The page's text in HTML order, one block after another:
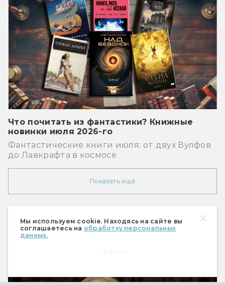
Мы используем cookie. Находясь на сайте вы
соглашаетесь на обработку персональных
данных.
Что почитать из фантастики? Книжные
новинки июля 2026-го
Фантастические книги июля: от двух Вулфов
до Лавкрафта в космосе
Показать ещё
Рекомендуем